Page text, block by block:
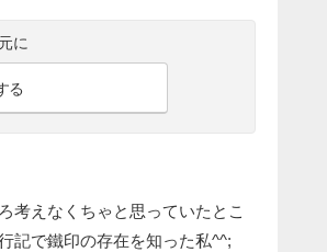
に
る
考えなくちゃと思っていたとこ
記で鐵印の存在を知った私^^;